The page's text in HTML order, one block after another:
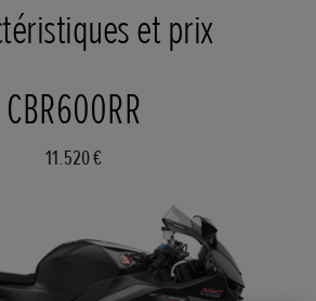
et prix
CBR600RR
11.520 €